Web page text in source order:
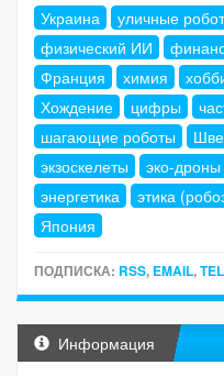
Украина
уличные
физический ИИ
Франция
химия
Хождение
цифры
шагающие роботы
экзоскелеты
эко-дроны
энергетика
этика
Япония
ПОДПИСКА: RSS, EMAIL,
Информация